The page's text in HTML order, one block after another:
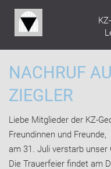
NACHRUF
ZIEGLER
Liebe Mitglieder der KZ-
Freundinnen und Freunde,
am 31. Juli verstarb unser
Die Trauerfeier findet am